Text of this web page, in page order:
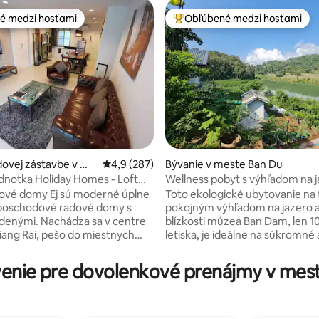
4,85 z 5, počet hodnotení: 40
medzi hosťami
medzi hosťami
zástavbe v me
Chiang Rai
Priemerné ohodnotenie 4,9 z 5, počet
4,9 (287)
Holiday Homes - Loft
domy Ej sú moderné úplne
radové domy s
Nachádza sa v centre
Rai, pešo do miestnych
minút jazdy autom od
nemocnice, centrálneho
Najobľúbenejšie medzi hosťami
Obľúbené medzi hosťami
Bývanie v meste Ban Du
Wellness pobyt s výhľadom na
hory v Chaingrai
Toto ekologické ubytovanie na
pokojným výhľadom na jazero
blízkosti múzea Ban Dam, len
letiska, je ideálne na súkromné
severskom štýle v skrytej
priamo oproti univerzite Gate
pre dovolenkové prenájmy v